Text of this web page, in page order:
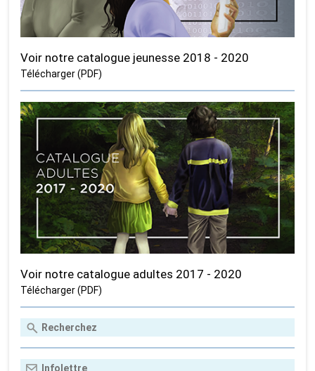
Voir notre catalogue jeunesse 2018 - 2020
Télécharger (PDF)
Voir notre catalogue adultes 2017 - 2020
Télécharger (PDF)